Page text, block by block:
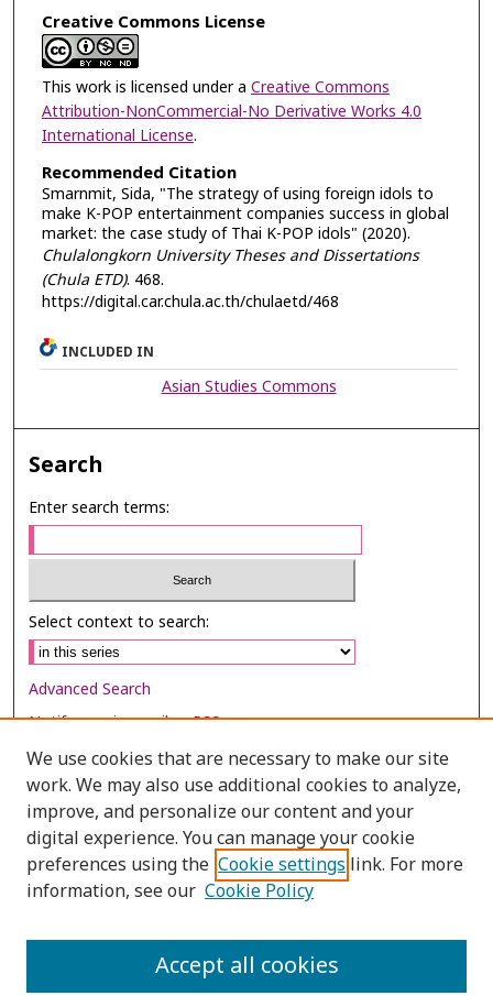
Creative Commons License
This work is licensed under a Creative Commons
Attribution-NonCommercial-No Derivative Works 4.0
International License.
Recommended Citation
Smarnmit, Sida, "The strategy of using foreign idols to
make K-POP entertainment companies success in global
market: the case study of Thai K-POP idols" (2020).
Chulalongkorn University Theses and Dissertations
(Chula ETD). 468.
https://digital.car.chula.ac.th/chulaetd/468
INCLUDED IN
Asian Studies Commons
Search
Enter search terms:
Select context to search:
Advanced Search
Notify me via email orRSS
Browse
Collections
Disciplines
Authors
We use cookies that are necessary to make our site
work. We may also use additional cookies to analyze,
improve, and personalize our content and your
digital experience. You can manage your cookie
preferences using the Cookie settings link. For more
information, see our Cookie Policy
Accept all cookies